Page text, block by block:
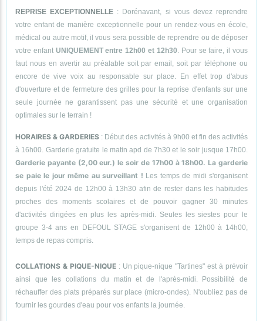
REPRISE EXCEPTIONNELLE : Dorénavant, si vous devez reprendre
votre enfant de manière exceptionnelle pour un rendez-vous en école,
médical ou autre motif, il vous sera possible de reprendre ou de déposer
votre enfant UNIQUEMENT entre 12h00 et 12h30. Pour se faire, il vous
faut nous en avertir au préalable soit par email, soit par téléphone ou
encore de vive voix au responsable sur place. En effet trop d'abus
d'ouverture et de fermeture des grilles pour la reprise d'enfants sur une
seule journée ne garantissent pas une sécurité et une organisation
optimales sur le terrain !
HORAIRES & GARDERIES : Début des activités à 9h00 et fin des activités
à 16h00. Garderie gratuite le matin apd de 7h30 et le soir jusque 17h00.
Garderie payante (2,00 eur.) le soir de 17h00 à 18h00. La garderie
se paie le jour même au surveillant ! Les temps de midi s'organisent
depuis l'été 2024 de 12h00 à 13h30 afin de rester dans les habitudes
proches des moments scolaires et de pouvoir gagner 30 minutes
d'activités dirigées en plus les après-midi. Seules les siestes pour le
groupe 3-4 ans en DEFOUL STAGE s'organisent de 12h00 à 14h00,
temps de repas compris.
COLLATIONS & PIQUE-NIQUE: Un pique-nique "Tartines" est à prévoir
ainsi que les collations du matin et de l'après-midi. Possibilité de
réchauffer des plats préparés sur place (micro-ondes). N'oubliez pas de
fournir les gourdes d'eau pour vos enfants la journée.